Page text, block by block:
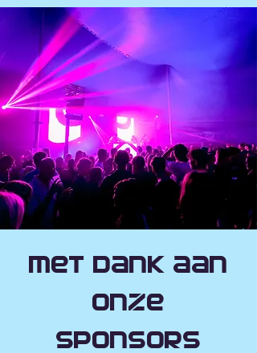
Met dank aan
onze
sponsors